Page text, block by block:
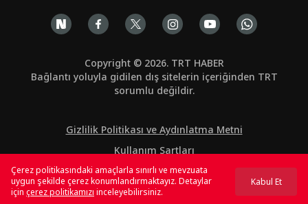
Copyright © 2026. TRT HABER
Bağlantı yoluyla gidilen dış sitelerin içeriğinden TRT
sorumlu değildir.
Gizlilik Politikası ve Aydınlatma Metni
Kullanım Şartları
Çerez Politikası
Çerez politikasındaki amaçlarla sınırlı ve mevzuata
uygun şekilde çerez konumlandırmaktayız. Detaylar
için çerez politikamızı inceleyebilirsiniz.
Kabul Et